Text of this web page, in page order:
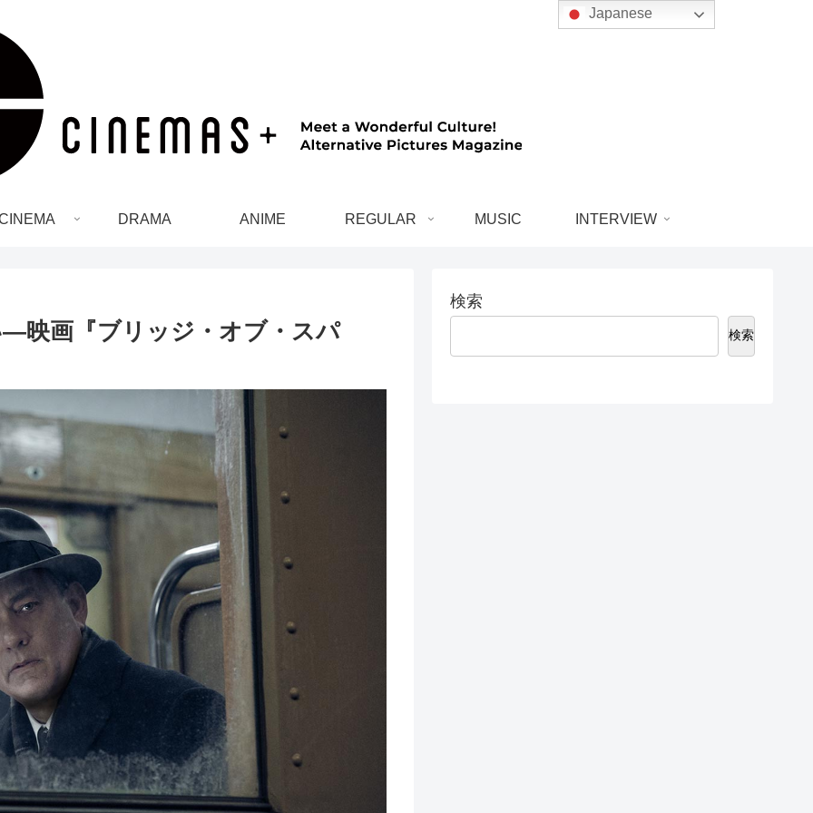
DRAMA ANIME REGULAR MUSIC INTERVIEW
映画『ブリッジ・オブ・スパ
検索
検索
Japanese